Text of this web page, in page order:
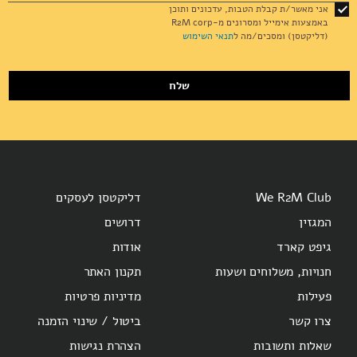
Our
Newsletter:
שלח
אני מאשר/ת קבלת הטבות, עדכונים ותוכן
באמצעות אימייל ומסרונים מ-R2M corp
(דליקטסן) ומסכים/מה לתנאי השימוש
We R2M Club
המגזין
גיפט קארד
חנויות, משלוחים ושעות
פעילות
צרו קשר
שאלות ותשובות
דליקטסן לעסקים
דרושים
אודות
תקנון האתר
מדיניות פרטיות
ביטול / שינוי הזמנה
הצהרת נגישות